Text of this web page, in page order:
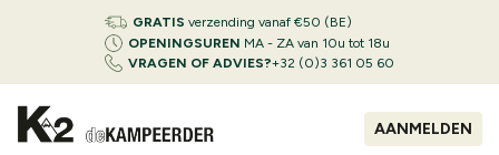
GRATIS verzending vanaf €50 (BE)
OPENINGSUREN MA - ZA van 10u tot 18u
VRAGEN OF ADVIES?+32 (0)3 361 05 60
AANMELDEN